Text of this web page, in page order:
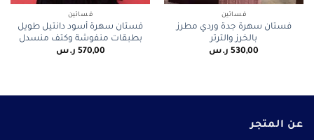
فساتين
فستان سهرة جدة وردي مطرز
بالخرز والترتر
530,00 ر.س
فساتين
فستان سهرة أسود دانتيل طويل
بطبقات منفوشة وكتف منسدل
570,00 ر.س
عن المتجر